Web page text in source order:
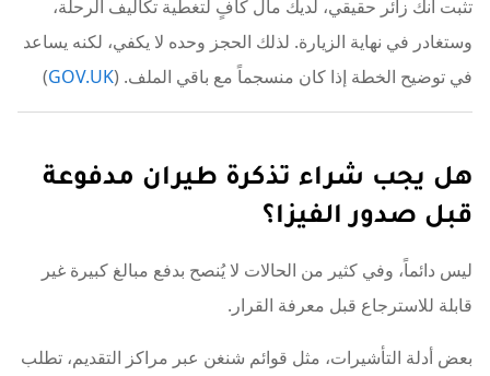
تثبت أنك زائر حقيقي، لديك مال كافٍ لتغطية تكاليف الرحلة،
وستغادر في نهاية الزيارة. لذلك الحجز وحده لا يكفي، لكنه يساعد
في توضيح الخطة إذا كان منسجماً مع باقي الملف. (GOV.UK
)
هل يجب شراء تذكرة طيران مدفوعة
قبل صدور الفيزا؟
ليس دائماً، وفي كثير من الحالات لا يُنصح بدفع مبالغ كبيرة غير
قابلة للاسترجاع قبل معرفة القرار.
بعض أدلة التأشيرات، مثل قوائم شنغن عبر مراكز التقديم، تطلب